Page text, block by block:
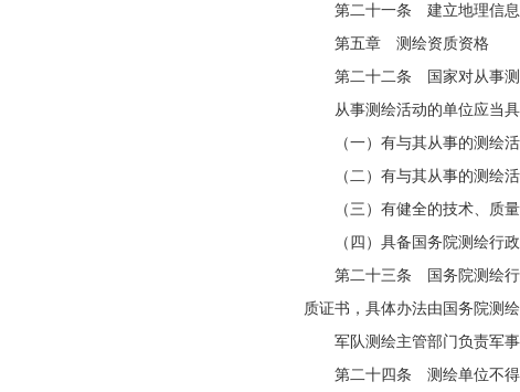
第二十一条 建立地理信息
第五章 测绘资质资格
第二十二条 国家对从事测
从事测绘活动的单位应当
（一）有与其从事的测绘
（二）有与其从事的测绘
（三）有健全的技术、质
（四）具备国务院测绘行
第二十三条 国务院测绘行
质证书，具体办法由国务院测
军队测绘主管部门负责军
第二十四条 测绘单位不得